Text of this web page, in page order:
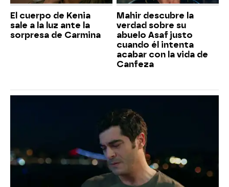
El cuerpo de Kenia
sale a la luz ante la
sorpresa de Carmina
Mahir descubre la
verdad sobre su
abuelo Asaf justo
cuando él intenta
acabar con la vida de
Canfeza